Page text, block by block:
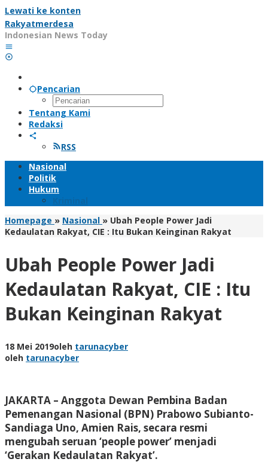
Lewati ke konten
Rakyatmerdesa
Indonesian News Today
Pencarian
Tentang Kami
Redaksi
RSS
Nasional
Politik
Hukum
Kriminal
Homepage » Nasional » Ubah People Power Jadi
Kedaulatan Rakyat, CIE : Itu Bukan Keinginan Rakyat
Ubah People Power Jadi
Kedaulatan Rakyat, CIE : Itu
Bukan Keinginan Rakyat
18 Mei 2019oleh tarunacyber
oleh tarunacyber
JAKARTA – Anggota Dewan Pembina Badan
Pemenangan Nasional (BPN) Prabowo Subianto-
Sandiaga Uno, Amien Rais, secara resmi
mengubah seruan ‘people power’ menjadi
‘Gerakan Kedaulatan Rakyat’.